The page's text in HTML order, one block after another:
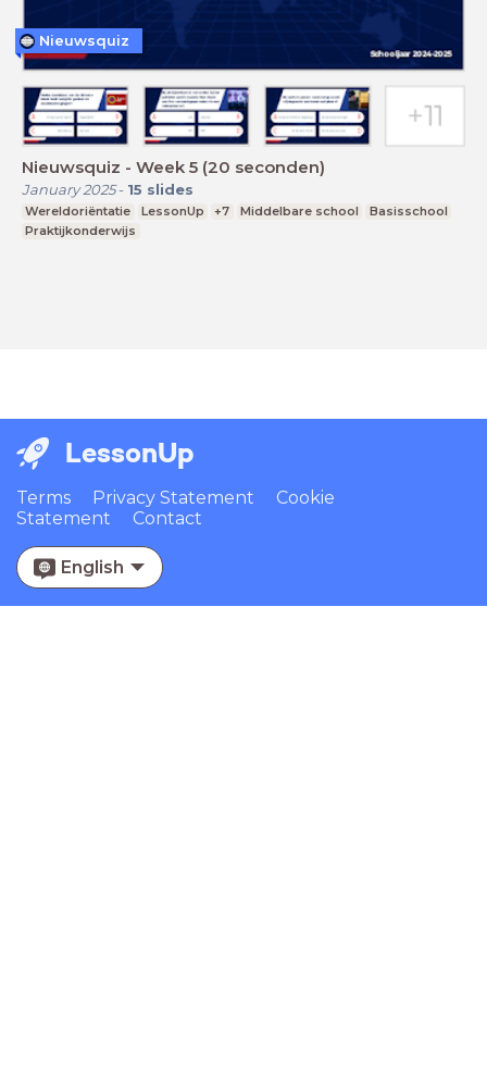
Nieuwsquiz - Week 5 (20 seconden)
January 2025- 15 slides
Wereldoriëntatie LessonUp +7 Middelbare school
Basisschool
Praktijkonderwijs
Nieuwsquiz
LessonUp
Terms Privacy Statement
Cookie
Statement
Contact
English